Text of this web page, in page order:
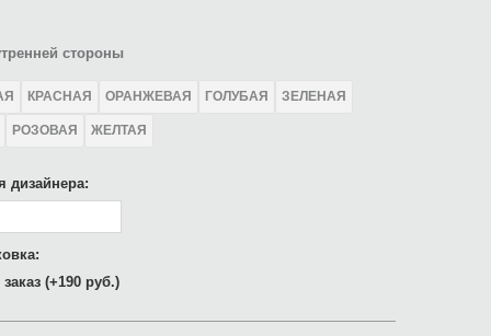
стороны
КРАСНАЯ ОРАНЖЕВАЯ ГОЛУБАЯ ЗЕЛЕНАЯ
РОЗОВАЯ ЖЕЛТАЯ
дизайнера:
(+190 руб.)